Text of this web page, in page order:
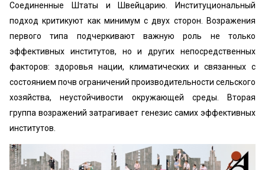
Соединенные Штаты и Швейцарию. Институциональный
подход критикуют как минимум с двух сторон. Возражения
первого типа подчеркивают важную роль не только
эффективных институтов, но и других непосредственных
факторов: здоровья нации, климатических и связанных с
состоянием почв ограничений производительности сельского
хозяйства, неустойчивости окружающей среды. Вторая
группа возражений затрагивает генезис самих эффективных
институтов.